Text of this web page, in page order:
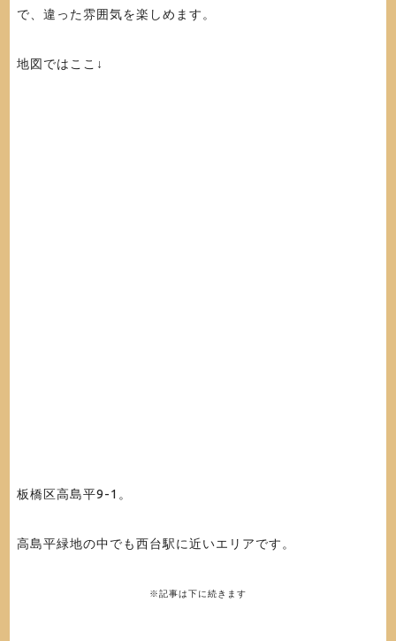
で、違った雰囲気を楽しめます。
地図ではここ↓
板橋区高島平9-1。
高島平緑地の中でも西台駅に近いエリアです。
※記事は下に続きます